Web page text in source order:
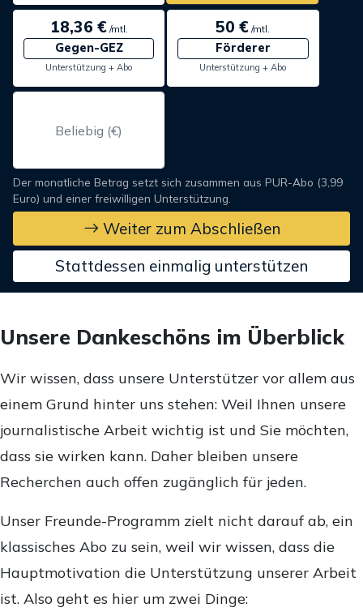
18,36 €/mtl.
Gegen-GEZ
Unterstützung + Abo
50 € /mtl.
Förderer
Unterstützung + Abo
Der monatliche Betrag setzt sich zusammen aus PUR-Abo (3,99
Euro) und einer freiwilligen Unterstützung.
Weiter zum Abschließen
Stattdessen einmalig unterstützen
Unsere Dankeschöns im Überblick
Wir wissen, dass unsere Unterstützer vor allem aus
einem Grund hinter uns stehen: Weil Ihnen unsere
journalistische Arbeit wichtig ist und Sie möchten,
dass sie wirken kann. Daher bleiben unsere
Recherchen auch offen zugänglich für jeden.
Unser Freunde-Programm zielt nicht darauf ab, ein
klassisches Abo zu sein, weil wir wissen, dass die
Hauptmotivation die Unterstützung unserer Arbeit
ist. Also geht es hier um zwei Dinge: